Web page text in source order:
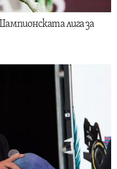
лига за